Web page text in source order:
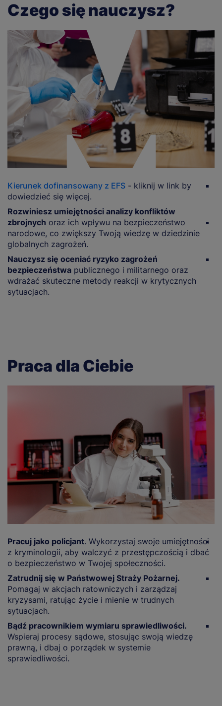
Czego się nauczysz?
Kierunek dofinansowany z EFS - kliknij w link by
dowiedzieć się więcej.
Rozwiniesz umiejętności analizy konfliktów
zbrojnych oraz ich wpływu na bezpieczeństwo
narodowe, co zwiększy Twoją wiedzę w dziedzinie
globalnych zagrożeń.
Nauczysz się oceniać ryzyko zagrożeń
bezpieczeństwa publicznego i militarnego oraz
wdrażać skuteczne metody reakcji w krytycznych
sytuacjach.
Praca dla Ciebie
Pracuj jako policjant. Wykorzystaj swoje umiejętności
z kryminologii, aby walczyć z przestępczością i dbać
o bezpieczeństwo w Twojej społeczności.
Zatrudnij się w Państwowej Straży Pożarnej.
Pomagaj w akcjach ratowniczych i zarządzaj
kryzysami, ratując życie i mienie w trudnych
sytuacjach.
Bądź pracownikiem wymiaru sprawiedliwości.
Wspieraj procesy sądowe, stosując swoją wiedzę
prawną, i dbaj o porządek w systemie
sprawiedliwości.